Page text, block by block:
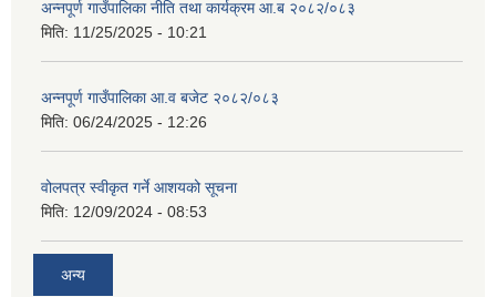
अन्नपूर्ण गाउँपालिका नीति तथा कार्यक्रम आ.ब २०८२/०८३
मिति: 11/25/2025 - 10:21
अन्नपूर्ण गाउँपालिका आ.व बजेट २०८२/०८३
मिति: 06/24/2025 - 12:26
वोलपत्र स्वीकृत गर्ने आशयको सूचना
मिति: 12/09/2024 - 08:53
अन्य